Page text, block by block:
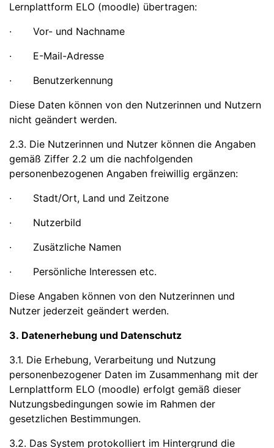
Lernplattform ELO (moodle) übertragen:
· Vor- und Nachname
· E-Mail-Adresse
· Benutzerkennung
Diese Daten können von den Nutzerinnen und Nutzern
nicht geändert werden.
2.3. Die Nutzerinnen und Nutzer können die Angaben
gemäß Ziffer 2.2 um die nachfolgenden
personenbezogenen Angaben freiwillig ergänzen:
· Stadt/Ort, Land und Zeitzone
· Nutzerbild
· Zusätzliche Namen
· Persönliche Interessen etc.
Diese Angaben können von den Nutzerinnen und
Nutzer jederzeit geändert werden.
3. Datenerhebung und Datenschutz
3.1. Die Erhebung, Verarbeitung und Nutzung
personenbezogener Daten im Zusammenhang mit der
Lernplattform ELO (moodle) erfolgt gemäß dieser
Nutzungsbedingungen sowie im Rahmen der
gesetzlichen Bestimmungen.
3.2. Das System protokolliert im Hintergrund die